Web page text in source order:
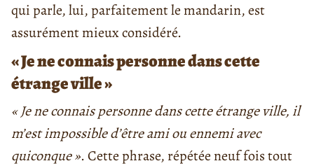
qui parle, lui, parfaitement le mandarin, est
assurément mieux considéré.
« Je ne connais personne dans cette
étrange ville »
« Je ne connais personne dans cette étrange ville, il
m’est impossible d’être ami ou ennemi avec
quiconque ». Cette phrase, répétée neuf fois tout